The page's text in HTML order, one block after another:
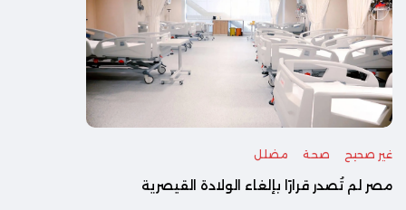
غير صحيح صحة مضلل
مصر لم تُصدر قرارًا بإلغاء الولادة القيصرية